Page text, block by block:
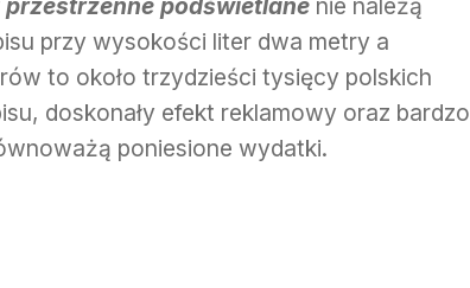
przy wysokości liter dwa metry a
to około trzydzieści tysięcy polskich
doskonały efekt reklamowy oraz bardzo
poniesione wydatki.